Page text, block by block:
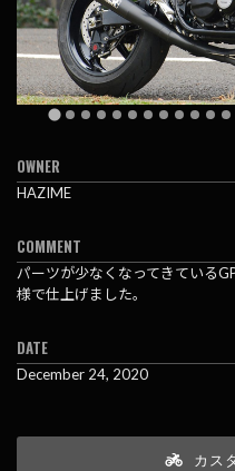
OWNER
HAZIME
COMMENT
パーツが少なくなってきている
様で仕上げました。
DATE
December 24, 2020
カス